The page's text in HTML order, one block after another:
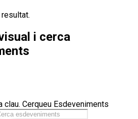
i cerca
clau. Cerqueu Esdeveniments